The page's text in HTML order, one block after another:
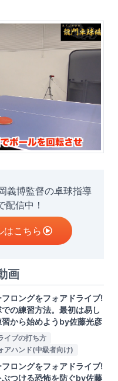
義博監督の卓球指導
配信中！
はこちら
画
ロングをフォアドライブ!
での練習方法。最初は易し
習から始めようby佐藤光彦
イブの打ち方
アハンド(中級者向け)
ロングをフォアドライブ!
ぶつける恐怖を防ぐby佐藤